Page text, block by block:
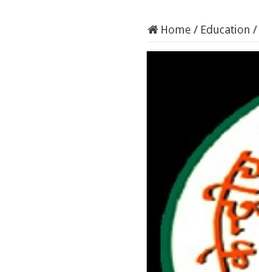
Home / Education /